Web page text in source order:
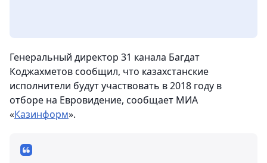
Генеральный директор 31 канала Багдат
Коджахметов сообщил, что казахстанские
исполнители будут участвовать в 2018 году в
отборе на Евровидение, сообщает МИА
«Казинформ».